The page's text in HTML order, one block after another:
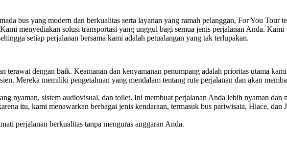
bus yang modern dan berkualitas serta layanan yang ramah pelanggan, For You Tour
menyediakan solusi transportasi yang unggul bagi semua jenis perjalanan Anda. Kami
setiap perjalanan bersama kami adalah petualangan yang tak terlupakan.
terawat dengan baik. Keamanan dan kenyamanan penumpang adalah prioritas utama
Mereka memiliki pengetahuan yang mendalam tentang rute perjalanan dan akan
nyaman, sistem audiovisual, dan toilet. Ini membuat perjalanan Anda lebih nyaman dan
itu, kami menawarkan berbagai jenis kendaraan, termasuk bus pariwisata, Hiace, dan
perjalanan berkualitas tanpa menguras anggaran Anda.